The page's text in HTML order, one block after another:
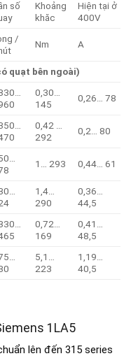
số
Khoảng
khăc
Hiện tại ở
400V
/
Nm A
bên ngoài)
0,30…
145
0,26… 78
0,42 …
292
0,2… 80
1… 293 0,44… 61
1,4…
290
0,36…
44,5
0,72…
169
0,41…
48,5
5,1…
223
1,19…
40,5
1LA5
lên đến 315 series